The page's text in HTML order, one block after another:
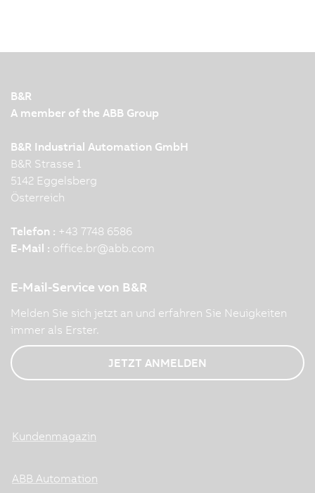
B&R
A member of the ABB Group
B&R Industrial Automation GmbH
B&R Strasse 1
5142 Eggelsberg
Österreich
Telefon : +43 7748 6586
E-Mail : office.br@abb.com
E-Mail-Service von B&R
Melden Sie sich jetzt an und erfahren Sie Neuigkeiten
immer als Erster.
JETZT ANMELDEN
Kundenmagazin
ABB Automation